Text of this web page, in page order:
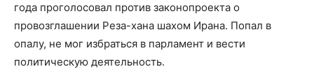
года проголосовал против законопроекта о
провозглашении Реза-хана шахом Ирана. Попал в
опалу, не мог избраться в парламент и вести
политическую деятельность.